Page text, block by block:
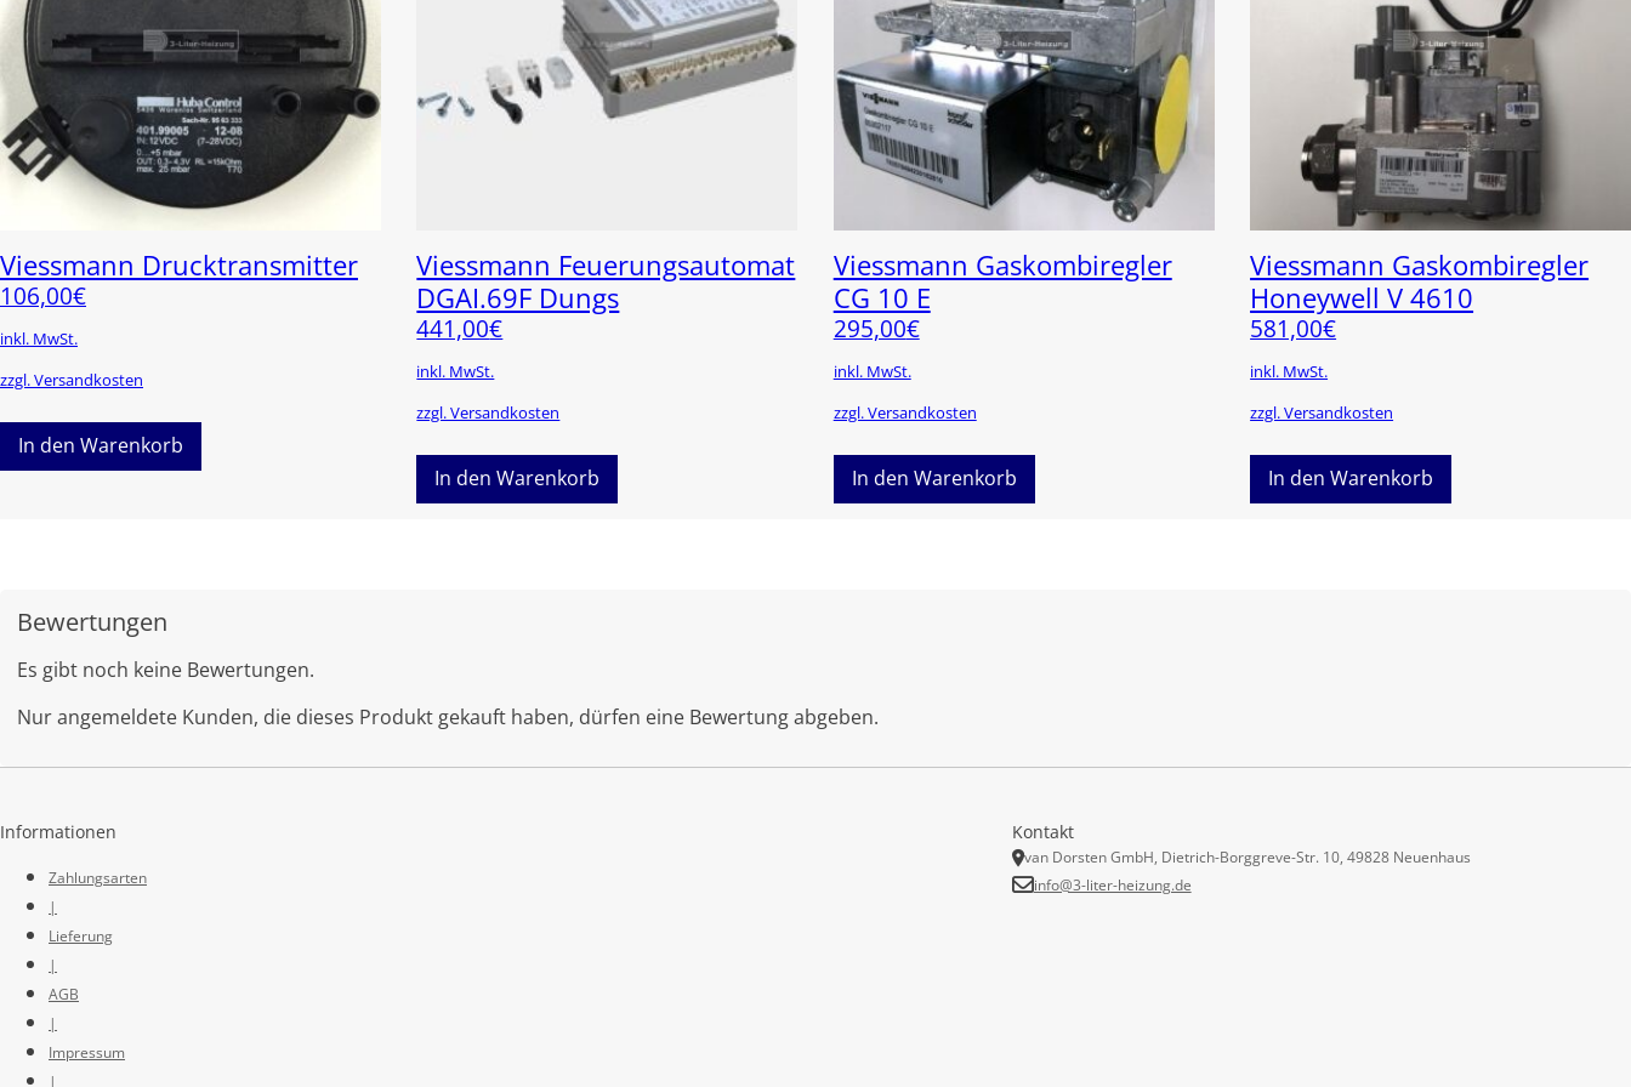
Viessmann Drucktransmitter
106,00€
inkl. MwSt.
zzgl. Versandkosten
In den Warenkorb
Viessmann Feuerungsautomat
DGAI.69F Dungs
441,00€
inkl. MwSt.
zzgl. Versandkosten
In den Warenkorb
Viessmann Gaskombiregler
CG 10 E
295,00€
inkl. MwSt.
zzgl. Versandkosten
In den Warenkorb
Viessmann Gaskombiregler
Honeywell V 4610
581,00€
inkl. MwSt.
zzgl. Versandkosten
In den Warenkorb
Bewertungen
Es gibt noch keine Bewertungen.
Nur angemeldete Kunden, die dieses Produkt gekauft haben, dürfen eine Bewertung abgeben.
Informationen
Zahlungsarten
|
Lieferung
|
AGB
|
Impressum
|
Kontakt
van Dorsten GmbH, Dietrich-Borggreve-Str. 10, 49828 Neuenhaus
info@3-liter-heizung.de